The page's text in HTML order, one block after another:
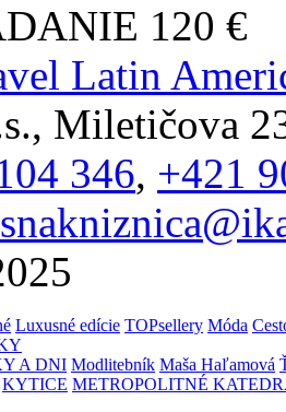
120 €
Latin
Miletičova
346, +421
Luxusné edície TOPsellery Móda
A DNI Modlitebník Maša Haľamová
KYTICE METROPOLITNÉ